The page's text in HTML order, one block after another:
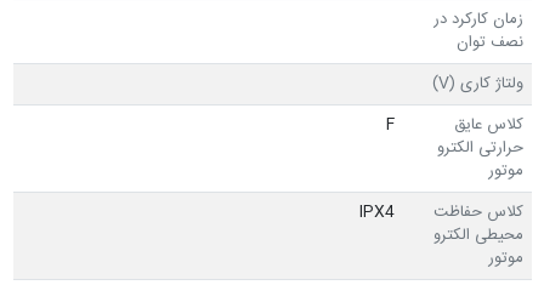
زمان کارکرد در
نصف توان
ولتاژ کاری (V)
کلاس عایق
حرارتی الکترو
موتور
F
کلاس حفاظت
محیطی الکترو
موتور
IPX4